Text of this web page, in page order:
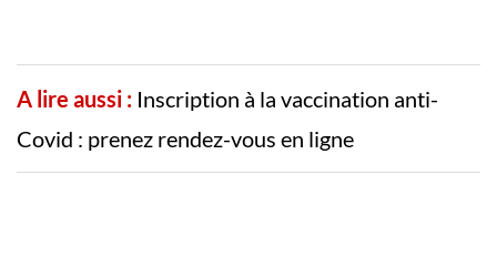
A lire aussi : Inscription à la vaccination anti-
Covid : prenez rendez-vous en ligne